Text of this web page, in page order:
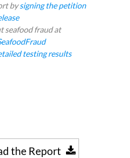
bysigning the petition
seafood fraud at
testing results
the Report